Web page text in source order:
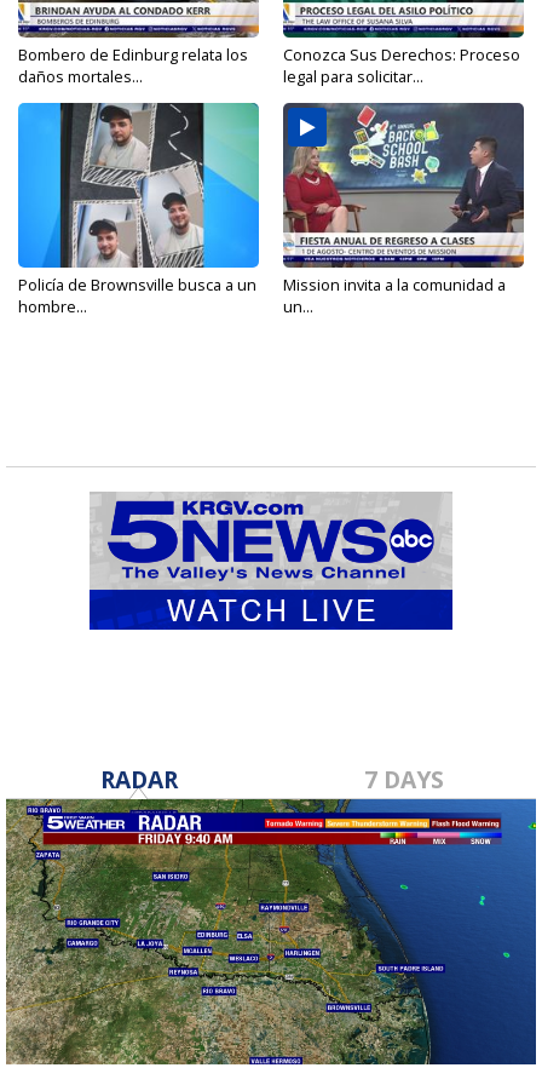
Bombero de Edinburg relata los
daños mortales...
Conozca Sus Derechos: Proceso
legal para solicitar...
Policía de Brownsville busca a un
hombre...
Mission invita a la comunidad a
un...
RADAR 7 DAYS